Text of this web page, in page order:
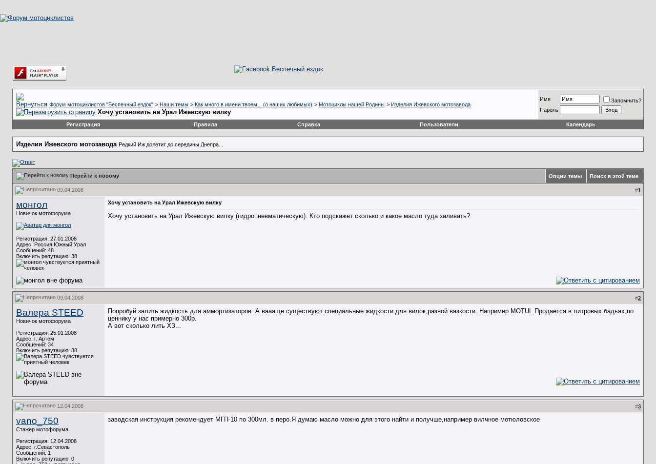
Форум мотоциклистов "Беспечный ездок" > Наши темы > Как много в имени твоем... (о наших любимых) > Мотоциклы нашей Родины > Изделия Ижевского мотозавода
Хочу установить на Урал Ижевскую вилку
Имя
Запомнить?
Пароль
Регистрация Правила Справка Пользователи Календарь
Изделия Ижевского мотозавода Редкий Иж долетит до середины Днепра...
Перейти к новому Опции темы Поиск в этой теме
09.04.2008 #1
монгол
Новичок мотофорума
Регистрация: 27.01.2008
Адрес: Россия,Южный Урал
Сообщений: 48
Включить репутацию: 38
Хочу установить на Урал Ижевскую вилку
Хочу установить на Урал Ижевскую вилку (гидропневматическую). Кто подскажет сколько и какое масло туда заливать?
09.04.2008 #2
Валера STEED
Новичок мотофорума
Регистрация: 25.01.2008
Адрес: г. Артем
Сообщений: 34
Включить репутацию: 38
Попробуй залить жидкость для аммортизаторов. А ваааще существуют специальные жидкости для вилок,разной вязкости. Например MOTUL.Продаётся в литровых бадьях,по
ценнику у нас примерно 300р.
А вот сколько лить ХЗ...
12.04.2008 #3
vano_750
Стажер мотофорума
Регистрация: 12.04.2008
Адрес: г.Севастополь
Сообщений: 1
Включить репутацию: 0
заводская инструкция рекомендует МГП-10 по 300мл. в перо.Я думаю масло можно для этого найти и получше,например вилчное мотюловское